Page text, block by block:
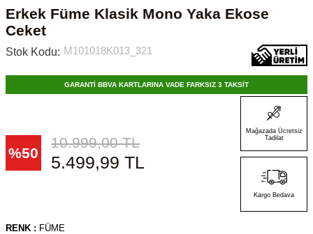
Erkek Füme Klasik Mono Yaka Ekose
Ceket
Stok Kodu: M101018K013_321
GARANTİ BBVA KARTLARINA VADE FARKSIZ 3 TAKSİT
%50
10.999,00TL
5.499,99 TL
Mağazada Ücretsiz
Tadilat
Kargo Bedava
RENK : FÜME